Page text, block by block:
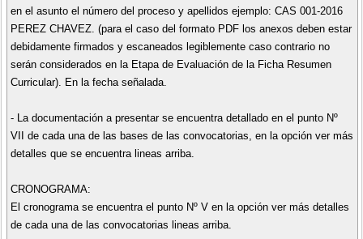
en el asunto el número del proceso y apellidos ejemplo: CAS 001-2016
PEREZ CHAVEZ. (para el caso del formato PDF los anexos deben estar
debidamente firmados y escaneados legiblemente caso contrario no
serán considerados en la Etapa de Evaluación de la Ficha Resumen
Curricular). En la fecha señalada.
- La documentación a presentar se encuentra detallado en el punto Nº
VII de cada una de las bases de las convocatorias, en la opción ver más
detalles que se encuentra lineas arriba.
CRONOGRAMA:
El cronograma se encuentra el punto Nº V en la opción ver más detalles
de cada una de las convocatorias lineas arriba.